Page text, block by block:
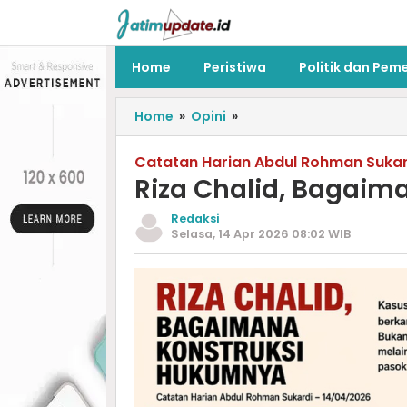
Home Peristiwa Politik dan
Home » Opini »
Catatan Harian Abdul Rohman
Riza Chalid,
Redaksi
Selasa, 14 Apr 2026 08:02 WIB